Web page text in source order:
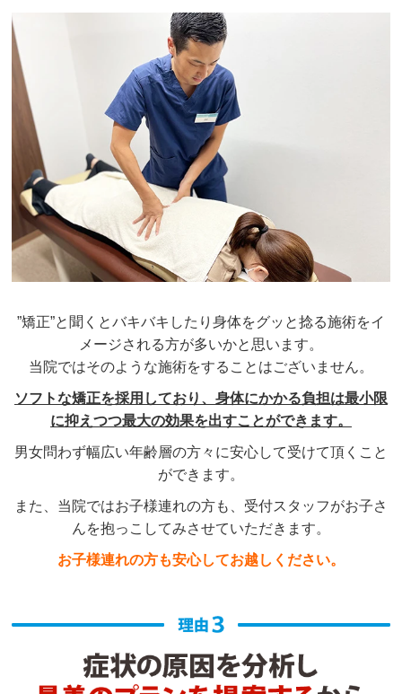
”矯正”と聞くとバキバキしたり身体をグッと捻る施術をイ
メージされる方が多いかと思います。
当院ではそのような施術をすることはございません。
ソフトな矯正を採用しており、身体にかかる負担は最小限
に抑えつつ最大の効果を出すことができます。
男女問わず幅広い年齢層の方々に安心して受けて頂くこと
ができます。
また、当院ではお子様連れの方も、受付スタッフがお子さ
んを抱っこしてみさせていただきます。
お子様連れの方も安心してお越しください。